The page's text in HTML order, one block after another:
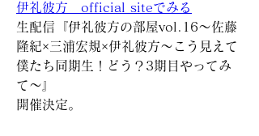
伊礼彼方　official siteでみる
生配信『伊礼彼方の部屋vol.16～佐藤
隆紀×三浦宏規×伊礼彼方～こう見えて
僕たち同期生！どう？3期目やってみ
て～』
開催決定。